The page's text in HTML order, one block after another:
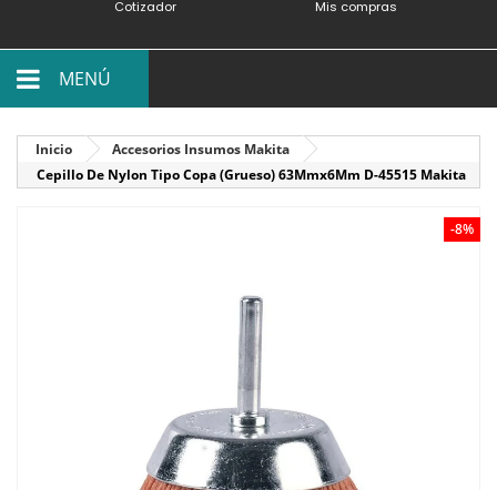
Cotizador Mis compras
MENÚ
Inicio
Accesorios Insumos Makita
Cepillo De Nylon Tipo Copa (Grueso) 63Mmx6Mm D-45515 Makita
-8%